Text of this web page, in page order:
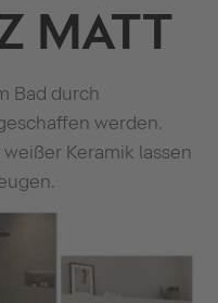
MATT
Bad durch
werden.
Keramik lassen